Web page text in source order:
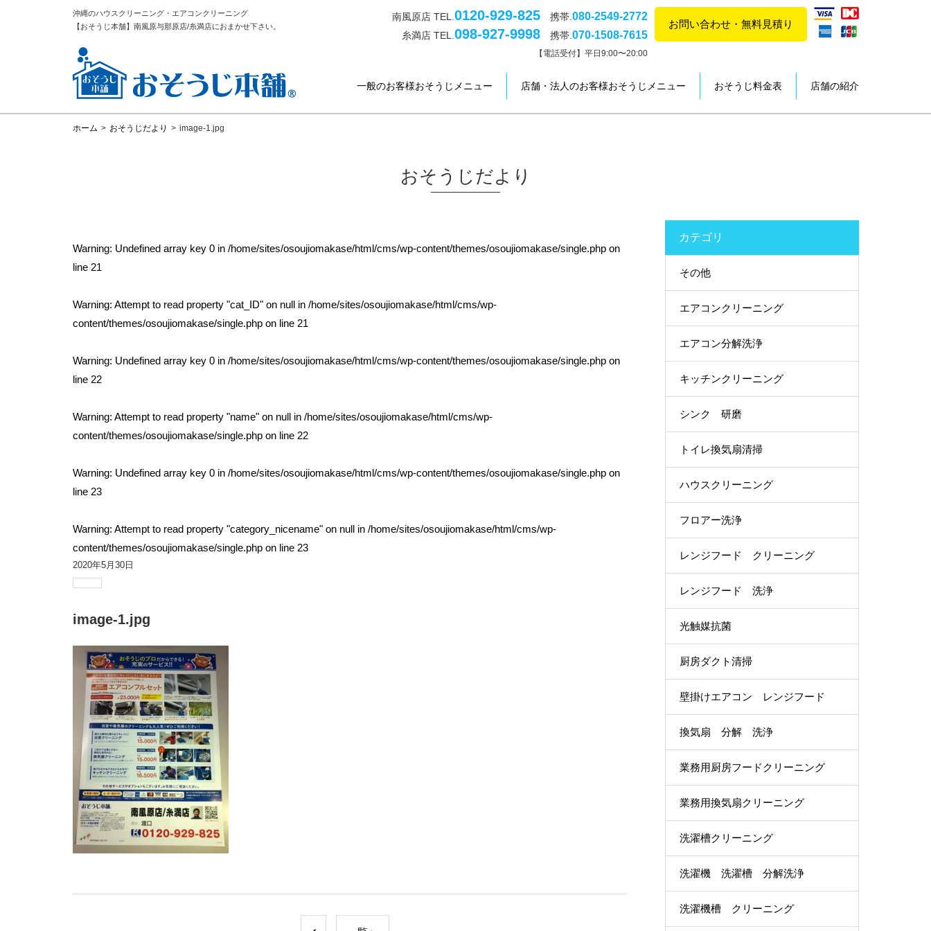
沖縄のハウスクリーニング・エアコンクリーニング
【おそうじ本舗】南風原与那原店/糸満店におまかせ下さい。
南風原店 TEL. 0120-929-825携帯. 080-2549-2772
糸満店 TEL. 098-927-9998携帯. 070-1508-7615
【電話受付】平日9:00〜20:00
お問い合わせ・無料見積り
一般のお客様おそうじメニュー 店舗・法人のお客様おそうじメニュー おそうじ料金表 店舗の紹介
ホーム > おそうじだより > image-1.jpg
おそうじだより
Warning: Undefined array key 0 in /home/sites/osoujiomakase/html/cms/wp-content/themes/osoujiomakase/single.phpon
line 21
Warning: Attempt to read property "cat_ID" on null in /home/sites/osoujiomakase/html/cms/wp-
content/themes/osoujiomakase/single.phpon line 21
Warning: Undefined array key 0 in /home/sites/osoujiomakase/html/cms/wp-content/themes/osoujiomakase/single.phpon
line 22
Warning: Attempt to read property "name" on null in /home/sites/osoujiomakase/html/cms/wp-
content/themes/osoujiomakase/single.phpon line 22
Warning: Undefined array key 0 in /home/sites/osoujiomakase/html/cms/wp-content/themes/osoujiomakase/single.phpon
line 23
Warning: Attempt to read property "category_nicename" on null in /home/sites/osoujiomakase/html/cms/wp-
content/themes/osoujiomakase/single.phpon line 23
2020年5月30日
image-1.jpg
カテゴリ
その他
エアコンクリーニング
エアコン分解洗浄
キッチンクリーニング
シンク 研磨
トイレ換気扇清掃
ハウスクリーニング
フロアー洗浄
レンジフード クリーニング
レンジフード 洗浄
光触媒抗菌
厨房ダクト清掃
壁掛けエアコン レンジフード
換気扇 分解 洗浄
業務用厨房フードクリーニング
業務用換気扇クリーニング
洗濯槽クリーニング
洗濯機 洗濯槽 分解洗浄
洗濯機槽 クリーニング